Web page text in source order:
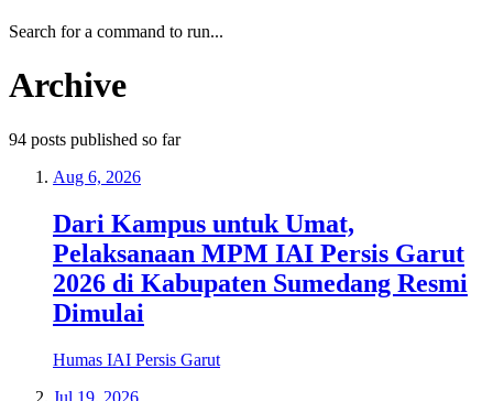
Search for a command to run...
Archive
94 posts published so far
Aug 6, 2026
Dari Kampus untuk Umat,
Pelaksanaan MPM IAI Persis Garut
2026 di Kabupaten Sumedang Resmi
Dimulai
Humas IAI Persis Garut
Jul 19, 2026